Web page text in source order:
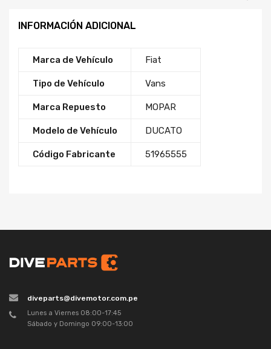
INFORMACIÓN ADICIONAL
Marca de Vehículo Fiat
Tipo de Vehículo Vans
Marca Repuesto MOPAR
Modelo de Vehículo DUCATO
Código Fabricante 51965555
diveparts@divemotor.com.pe
Lunes a Viernes 08:00-17:45
Sábado y Domingo 09:00-13:00